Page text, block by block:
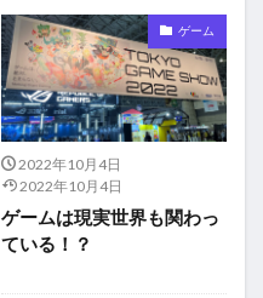
ゲーム
2022年10月4日
2022年10月4日
ゲームは現実世界も関わっ
ている！？